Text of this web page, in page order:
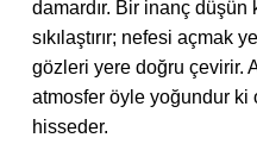
damardır. Bir inanç
sıkılaştırır; nefesi açmak
gözleri yere doğru çevirir.
atmosfer öyle yoğundur ki
hisseder.